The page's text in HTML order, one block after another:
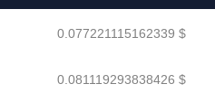
0.077221115162339 $
0.081119293838426 $